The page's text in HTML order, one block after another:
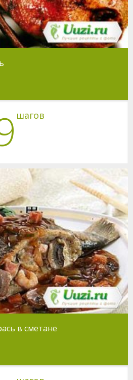
шагов
в сметане